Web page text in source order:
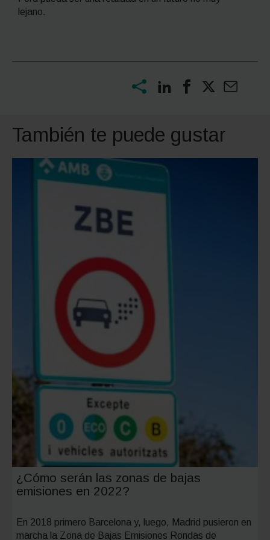
lejano.
También te puede gustar
¿Cómo serán las zonas de bajas
emisiones en 2022?
En 2018 primero Barcelona y, luego, Madrid pusieron en
marcha la Zona de Bajas Emisiones Rondas de